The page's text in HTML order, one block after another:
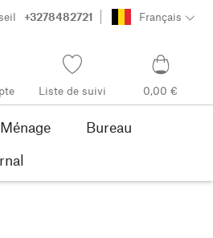
+3278482721 Français
Liste de suivi 0,00 €
Ménage
Bureau